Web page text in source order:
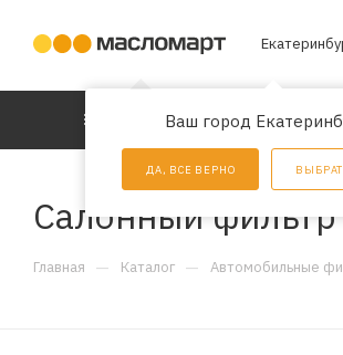
Ваш город
ДА, ВСЕ ВЕРНО
КАТАЛОГ
Салонный фильтр
Главная — Каталог — Автомобильные